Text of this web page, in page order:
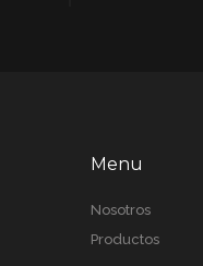
Menu
Nosotros
Productos